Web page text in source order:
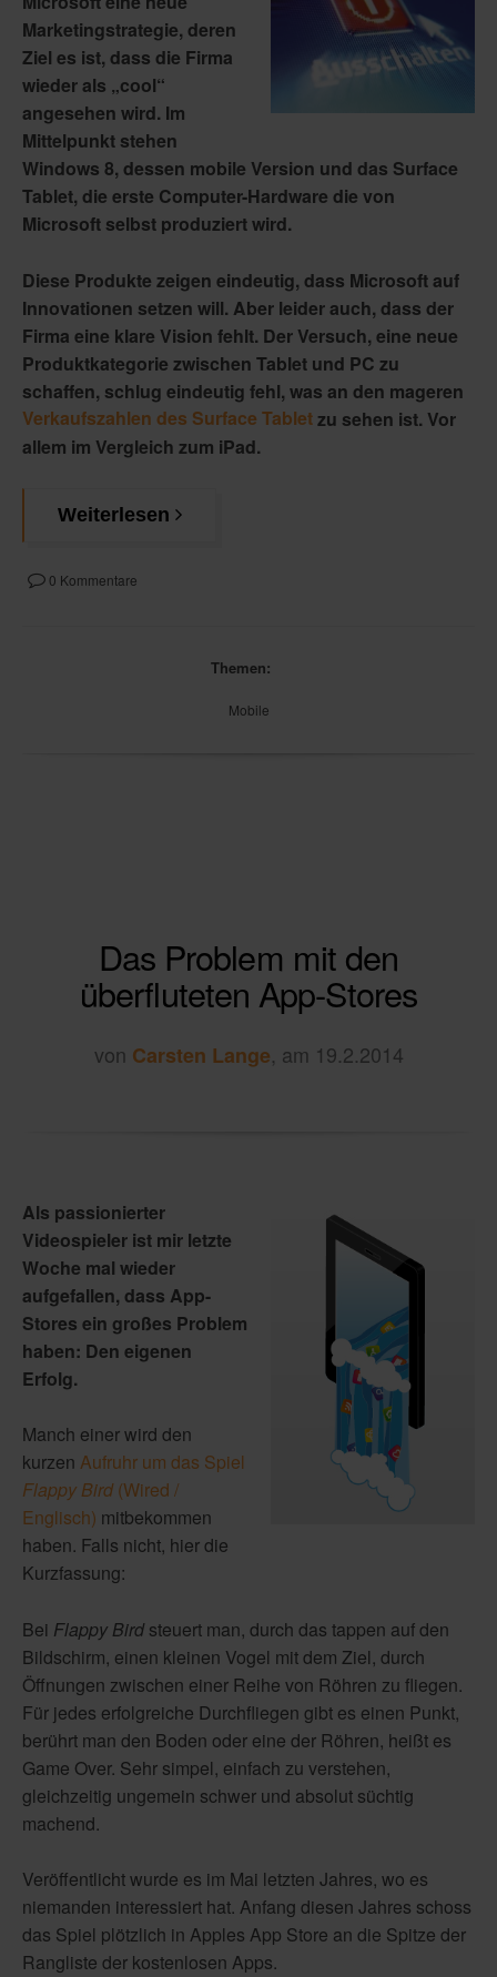
Marketingstrategie, deren
Ziel es ist, dass die Firma
wieder als „cool“
angesehen wird. Im
Mittelpunkt stehen
Windows 8, dessen mobile Version und das Surface
Tablet, die erste Computer-Hardware die von
Microsoft selbst produziert wird.
Diese Produkte zeigen eindeutig, dass Microsoft auf
Innovationen setzen will. Aber leider auch, dass der
Firma eine klare Vision fehlt. Der Versuch, eine neue
Produktkategorie zwischen Tablet und PC zu
schaffen, schlug eindeutig fehl, was an den mageren
Verkaufszahlen des Surface Tabletzu sehen ist. Vor
allem im Vergleich zum iPad.
Weiterlesen
0 Kommentare
Themen:
Mobile
Das Problem mit den
überfluteten App-Stores
von Carsten Lange, am 19.2.2014
Als passionierter
Videospieler ist mir letzte
Woche mal wieder
aufgefallen, dass App-
Stores ein großes Problem
haben: Den eigenen
Erfolg.
Manch einer wird den
kurzen Aufruhr um das Spiel
Flappy Bird(Wired /
Englisch) mitbekommen
haben. Falls nicht, hier die
Kurzfassung:
Bei Flappy Bird steuert man, durch das tappen auf den
Bildschirm, einen kleinen Vogel mit dem Ziel, durch
Öffnungen zwischen einer Reihe von Röhren zu fliegen.
Für jedes erfolgreiche Durchfliegen gibt es einen Punkt,
berührt man den Boden oder eine der Röhren, heißt es
Game Over. Sehr simpel, einfach zu verstehen,
gleichzeitig ungemein schwer und absolut süchtig
machend.
Veröffentlicht wurde es im Mai letzten Jahres, wo es
niemanden interessiert hat. Anfang diesen Jahres schoss
das Spiel plötzlich in Apples App Store an die Spitze der
Rangliste der kostenlosen Apps.